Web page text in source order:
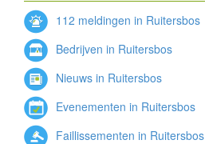
112 meldingen in Ruitersbos
Bedrijven in Ruitersbos
Nieuws in Ruitersbos
Evenementen in Ruitersbos
Faillissementen in Ruitersbos